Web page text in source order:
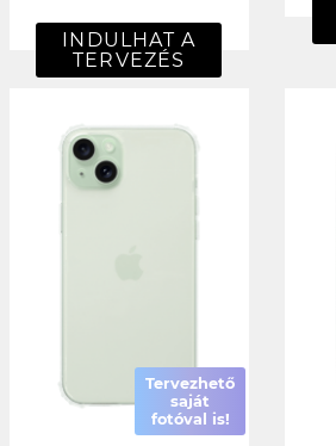
INDULHAT A
TERVEZÉS
Tervezhető
saját
fotóval is!